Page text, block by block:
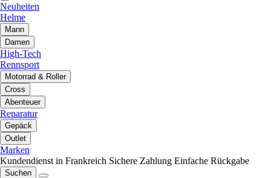
Neuheiten
Helme
Mann
Damen
High-Tech
Rennsport
Motorrad & Roller
Cross
Abenteuer
Reparatur
Gepäck
Outlet
Marken
Kundendienst in Frankreich Sichere Zahlung Einfache Rückgabe
Suchen